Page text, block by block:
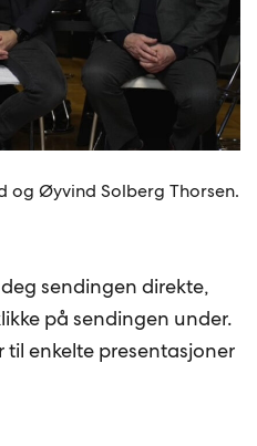
og Øyvind Solberg Thorsen.
sendingen direkte,
på sendingen under.
til enkelte presentasjoner